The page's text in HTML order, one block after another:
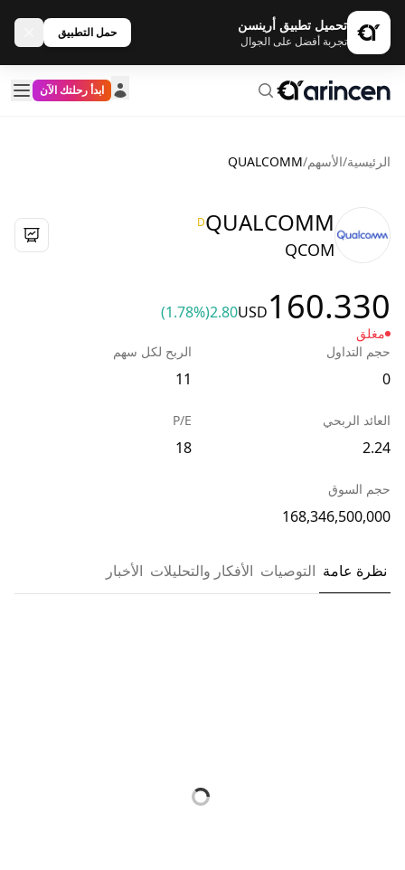
تحميل تطبيق أرينسن
تجربة أفضل على الجوال
حمل التطبيق
ابدأ رحلتك الآن
الرئيسية/الأسهم/
QUALCOMM
QUALCOMM
D
QCOM
160.330
USD
2.80
(1.78%)
مغلق
حجم التداول
0
الربح لكل سهم
11
العائد الربحي
2.24
P/E
18
حجم السوق
168,346,500,000
نظرة عامة التوصيات الأفكار والتحليلات الأخبار